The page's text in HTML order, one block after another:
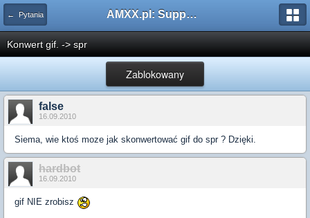
← Pytania AMXX.pl: Support AMX Mod X i SourceMod
Konwert gif. -> spr
Zablokowany
false
16.09.2010
Siema, wie ktoś moze jak skonwertować gif do spr ? Dzięki.
hardbot
16.09.2010
gif NIE zrobisz